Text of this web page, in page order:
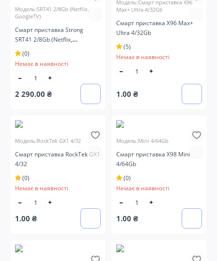
Модель:SRT41 2/8Gb (Netflix,
GoogleTV)
Смарт приставка Strong
SRT41 2/8Gb (Netflix,
GoogleTV)
(0)
Немає в наявності
2 290.00 ₴
Модель:Смарт приставка X96
Max+ Ultra 4/32Gb
Смарт приставка X96 Max+
Ultra 4/32Gb
(5)
Немає в наявності
1.00 ₴
Модель:RockTek GX1 4/32
Смарт приставка RockTek GX1
4/32
(0)
Немає в наявності
1.00 ₴
Модель:Mini 4/64Gb
Смарт приставка X98 Mini
4/64Gb
(0)
Немає в наявності
1.00 ₴